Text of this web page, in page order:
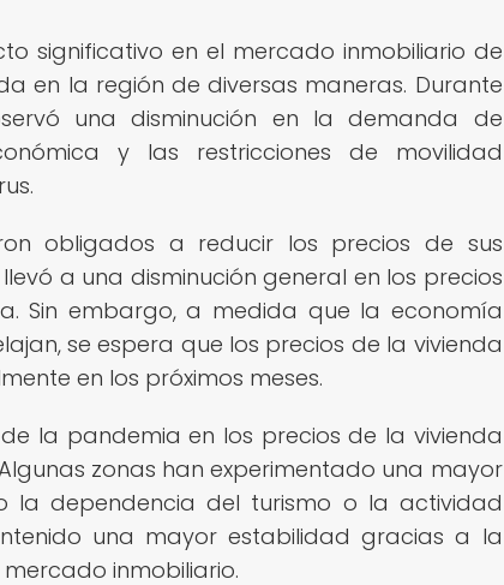
significativo en el mercado inmobiliario de
en la región de diversas maneras. Durante
una disminución en la demanda de
y las restricciones de movilidad
obligados a reducir los precios de sus
a una disminución general en los precios
Sin embargo, a medida que la economía
se espera que los precios de la vivienda
en los próximos meses.
la pandemia en los precios de la vivienda
zonas han experimentado una mayor
dependencia del turismo o la actividad
una mayor estabilidad gracias a la
inmobiliario.